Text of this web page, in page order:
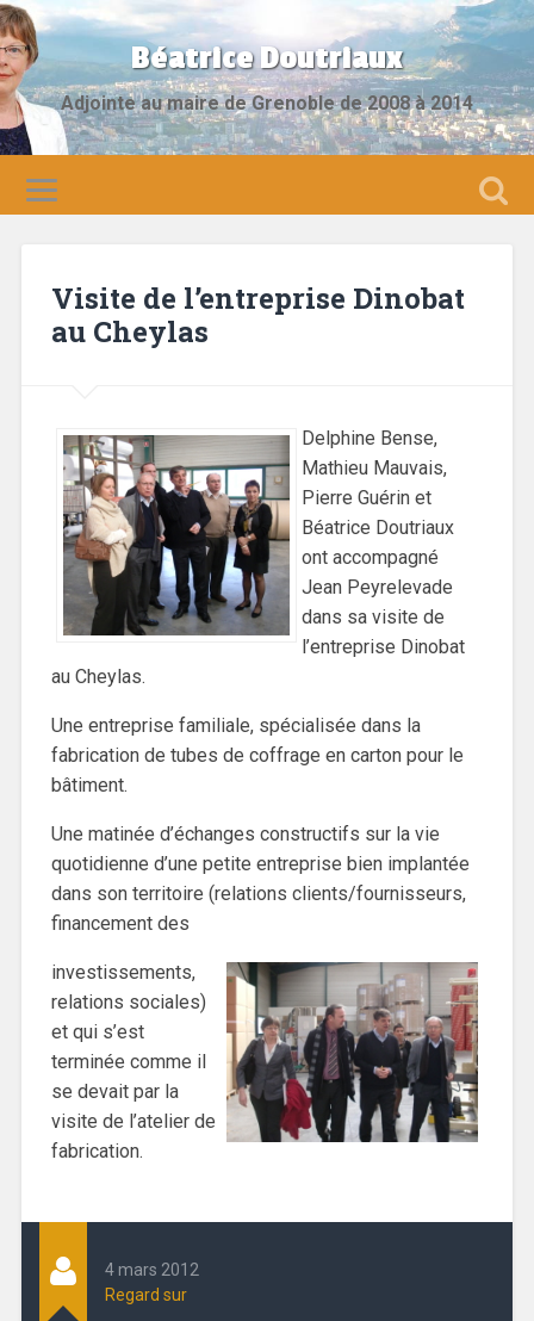
Béatrice Doutriaux
Adjointe au maire de Grenoble de 2008 à 2014
Visite de l’entreprise Dinobat
au Cheylas
Delphine Bense,
Mathieu Mauvais,
Pierre Guérin et
Béatrice Doutriaux
ont accompagné
Jean Peyrelevade
dans sa visite de
l’entreprise Dinobat
au Cheylas.
Une entreprise familiale, spécialisée dans la
fabrication de tubes de coffrage en carton pour le
bâtiment.
Une matinée d’échanges constructifs sur la vie
quotidienne d’une petite entreprise bien implantée
dans son territoire (relations clients/fournisseurs,
financement des
investissements,
relations sociales)
et qui s’est
terminée comme il
se devait par la
visite de l’atelier de
fabrication.
4 mars 2012
Regard sur